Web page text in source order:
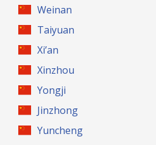
Weinan
Taiyuan
Xi’an
Xinzhou
Yongji
Jinzhong
Yuncheng